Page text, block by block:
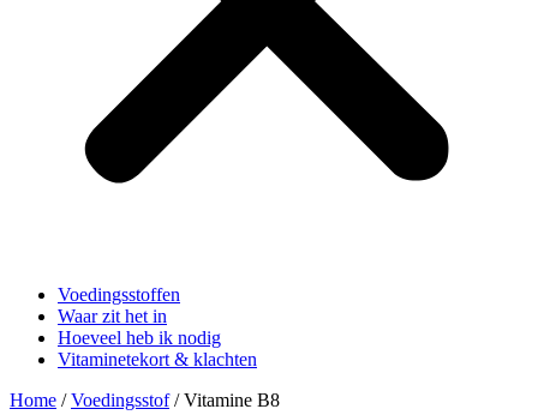
Voedingsstoffen
Waar zit het in
Hoeveel heb ik nodig
Vitaminetekort & klachten
Home /Voedingsstof/ Vitamine B8